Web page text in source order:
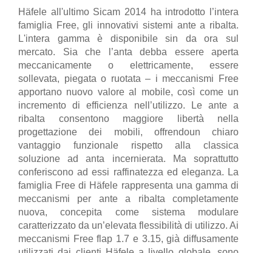
Häfele all'ultimo Sicam 2014 ha introdotto l’intera
famiglia Free, gli innovativi sistemi ante a ribalta.
L'intera gamma è disponibile sin da ora sul
mercato. Sia che l’anta debba essere aperta
meccanicamente o elettricamente, essere
sollevata, piegata o ruotata – i meccanismi Free
apportano nuovo valore al mobile, così come un
incremento di efficienza nell’utilizzo. Le ante a
ribalta consentono maggiore libertà nella
progettazione dei mobili, offrendoun chiaro
vantaggio funzionale rispetto alla classica
soluzione ad anta incernierata. Ma soprattutto
conferiscono ad essi raffinatezza ed eleganza. La
famiglia Free di Häfele rappresenta una gamma di
meccanismi per ante a ribalta completamente
nuova, concepita come sistema modulare
caratterizzato da un’elevata flessibilità di utilizzo. Ai
meccanismi Free flap 1.7 e 3.15, già diffusamente